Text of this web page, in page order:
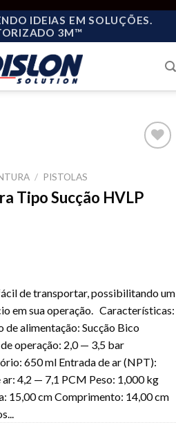
IDEIAS EM SOLUÇÕES.
3M™
wishlist
/ PISTOLAS
Tipo Sucção HVLP
de transportar, possibilitando um
em sua operação. Características:
de alimentação: Sucção Bico
operação: 2,0 — 3,5 bar
650 ml Entrada de ar (NPT):
4,2 — 7,1 PCM Peso: 1,000 kg
15,00 cm Comprimento: 14,00 cm
...